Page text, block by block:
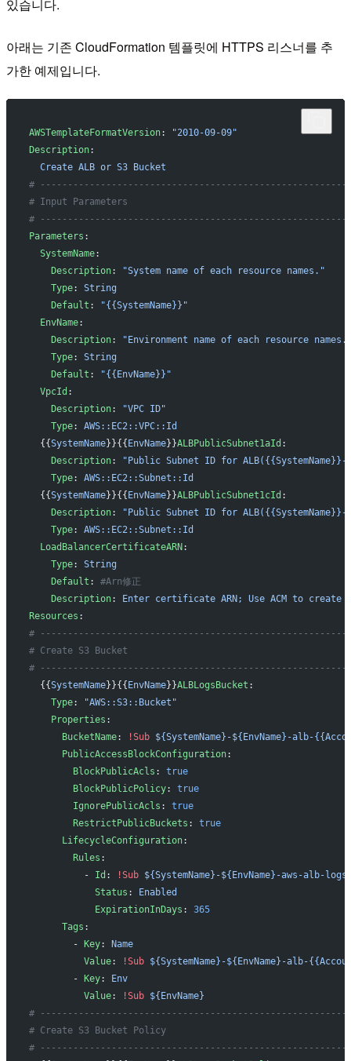
있습니다.
아래는 기존 CloudFormation 템플릿에 HTTPS 리스너를 추
가한 예제입니다.
AWSTemplateFormatVersion:
"2010-09-09"
Description:
  Create ALB or S3 Bucket
#
# Input Parameters
#
Parameters :
  SystemName
:
    Description
:
"System name of each resource names."
    Type
: String
    Default
:
"{{SystemName}}"
  EnvName
:
    Description
:
"Environment name of each resource
    Type
: String
    Default
:
"{{EnvName}}"
  VpcId
:
    Description
:
"VPC ID"
    Type
: AWS::EC2::VPC::Id
  {{
SystemName}}{{EnvName}}ALBPublicSubnet1aId :
    Description
:
"Public Subnet ID for
    Type
: AWS::EC2::Subnet::Id
  {{
SystemName}}{{EnvName}}ALBPublicSubnet1cId :
    Description
:
"Public Subnet ID for
    Type
: AWS::EC2::Subnet::Id
  LoadBalancerCertificateARN
:
    Type
: String
    Default
: #Arn修正
    Description
: Enter certificate ARN; Use ACM to
Resources :
#
# Create S3 Bucket
#
  {{
SystemName}}{{EnvName}}ALBLogsBucket :
    Type
:
"AWS::S3::Bucket"
    Properties
:
      BucketName
: !Sub ${SystemName}-${EnvName}-alb-
      PublicAccessBlockConfiguration
:
        BlockPublicAcls
: true
        BlockPublicPolicy
: true
        IgnorePublicAcls
: true
        RestrictPublicBuckets
: true
      LifecycleConfiguration
:
        Rules
:
          -
Id : !Sub ${SystemName}-${EnvName}-aws-alb-
            Status
: Enabled
            ExpirationInDays
: 365
      Tags
:
        -
Key: Name
          Value
: !Sub ${SystemName}-${EnvName}-alb-
        -
Key: Env
          Value
: !Sub ${EnvName}
#
# Create S3 Bucket Policy
#